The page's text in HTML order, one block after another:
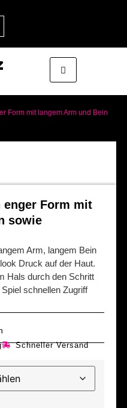
Form mit langem Arm und Bein
enger Form mit
sowie
Arm, langem Bein
Druck auf der Haut.
Hals durch den Schritt
schnellen Zugriff
Schneller Versand